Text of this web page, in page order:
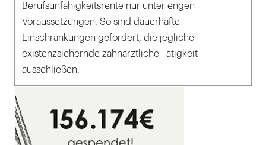
Berufsunfähigkeitsrente nur unter engen
Voraussetzungen. So sind dauerhafte
Einschränkungen gefordert, die jegliche
existenzsichernde zahnärztliche Tätigkeit
ausschließen.